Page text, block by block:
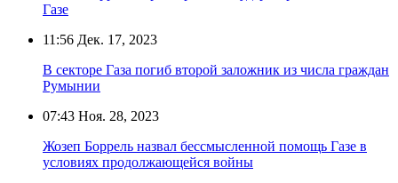
Газе
11:56 Дек. 17, 2023
В секторе Газа погиб второй заложник из числа граждан
Румынии
07:43 Ноя. 28, 2023
Жозеп Боррель назвал бессмысленной помощь Газе в
условиях продолжающейся войны